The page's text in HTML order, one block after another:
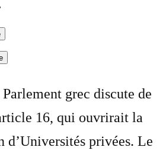
grec discute de
16, qui ouvrirait la
d’Universités privées. Le